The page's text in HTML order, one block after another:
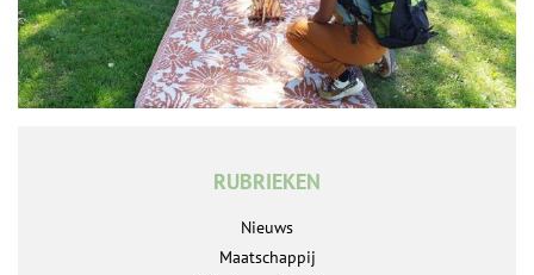
RUBRIEKEN
Nieuws
Maatschappij